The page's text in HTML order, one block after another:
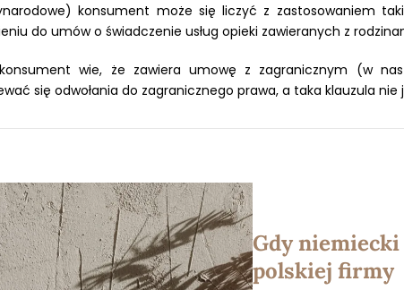
konsument może się liczyć z zastosowaniem
do umów o świadczenie usług opieki zawieranych z
wie, że zawiera umowę z zagranicznym (w
się odwołania do zagranicznego prawa, a taka klauzula nie
Gdy
polskiej firmy